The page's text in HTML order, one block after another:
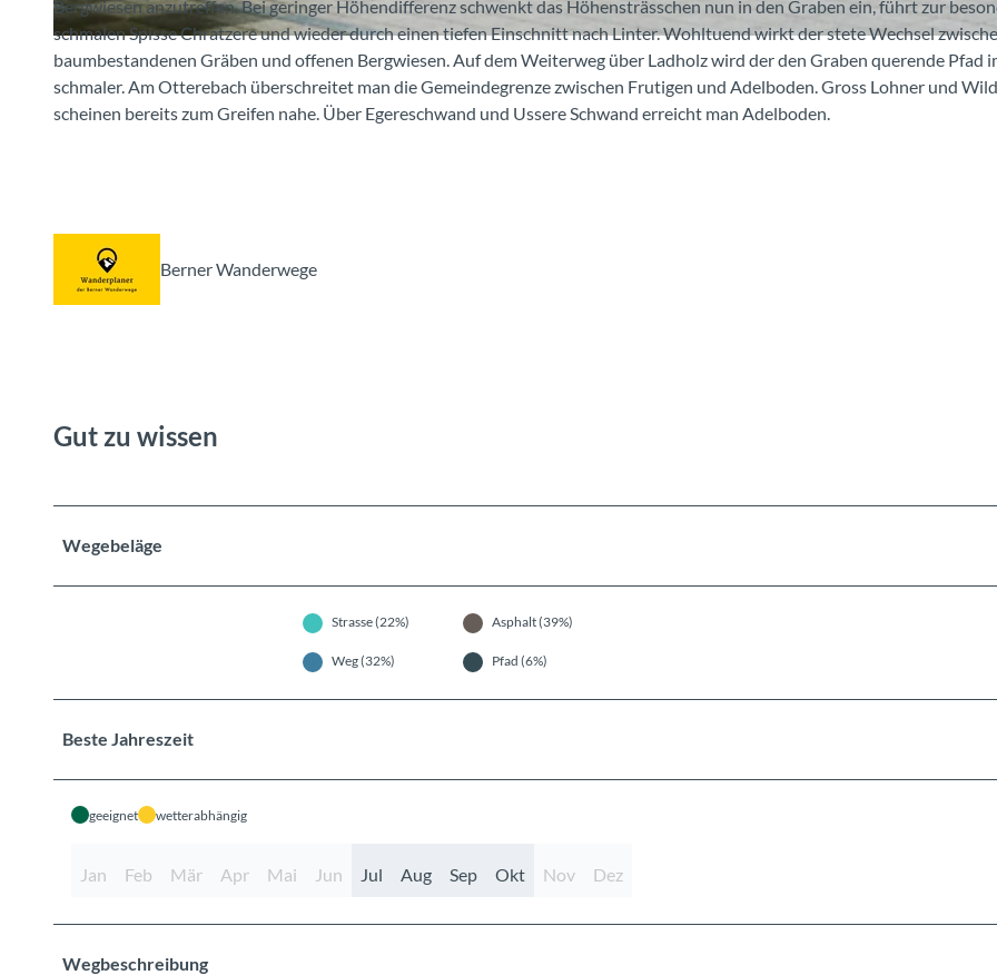
© Berner Wanderwege
Bergwiesen anzutreffen. Bei geringer Höhendifferenz schwenkt das Höhensträsschen nun in den Graben ein, führt zur
schmalen Spisse Chratzere und wieder durch einen tiefen Einschnitt nach Linter. Wohltuend wirkt der stete Wechsel
baumbestandenen Gräben und offenen Bergwiesen. Auf dem Weiterweg über Ladholz wird der den Graben querende Pfad
schmaler. Am Otterebach überschreitet man die Gemeindegrenze zwischen Frutigen und Adelboden. Gross Lohner und
scheinen bereits zum Greifen nahe. Über Egereschwand und Ussere Schwand erreicht man Adelboden.
Berner Wanderwege
Gut zu wissen
Wegebeläge
Strasse (22%) Asphalt (39%)
Weg (32%) Pfad (6%)
Beste Jahreszeit
geeignet wetterabhängig
Jan Feb Mär Apr Mai Jun Jul Aug Sep Okt Nov Dez
Wegbeschreibung